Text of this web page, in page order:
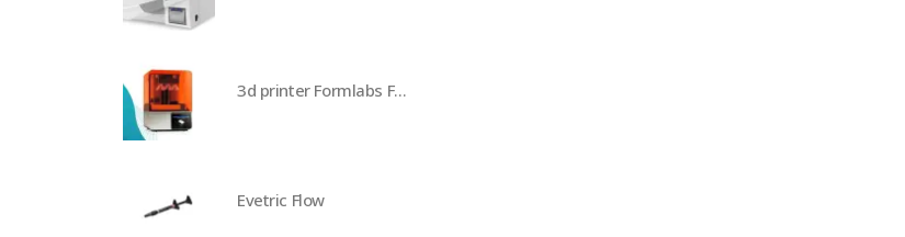
3d printer Formlabs Form 4b
Evetric Flow